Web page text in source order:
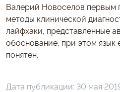
Валерий Новоселов первым
методы клинической
лайфхаки, представленные
обоснование, при этом язык
понятен.
Дата публикации: 30 мая